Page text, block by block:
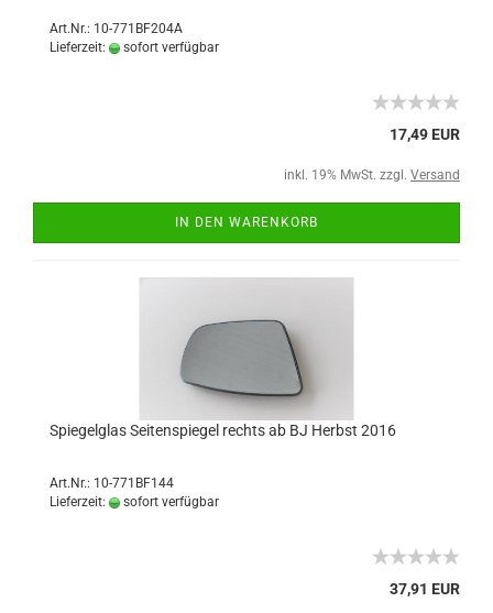
Art.Nr.: 10-771BF204A
Lieferzeit:
sofort verfügbar
17,49 EUR
inkl. 19% MwSt. zzgl. Versand
IN DEN WARENKORB
Spiegelglas Seitenspiegel rechts ab BJ Herbst 2016
Art.Nr.: 10-771BF144
Lieferzeit:
sofort verfügbar
37,91 EUR